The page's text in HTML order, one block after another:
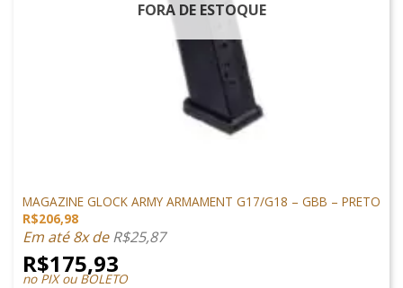
FORA DE ESTOQUE
MAGAZINE GLOCK ARMY ARMAMENT G17/G18 – GBB – PRETO
R$206,98
Em até 8x deR$25,87
R$175,93
no PIX ou BOLETO